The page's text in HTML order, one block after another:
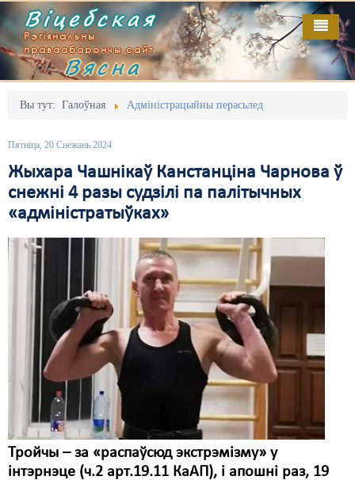
Віцебская
Рэгіянальны
праваабарончы сайт
Вясна
Вы тут: Галоўная Адміністрацыйны перасьлед
Пятніца, 20 Снежань 2024
Жыхара Чашнікаў Канстанціна Чарнова ў
снежні 4 разы судзілі па палітычных
«адміністратыўках»
Тройчы – за «распаўсюд экстрэмізму» у
інтэрнэце (ч.2 арт.19.11 КаАП), і апошні раз, 19
Галоўная
Адміністрацыйны перасьлед
Безбар'ернае асяродзьдзе
Выбары
Дзяржава
Дыскрымінацыя
Затрыманьні
Карная псыхіятрыя
КПЧ ААН
Культурныя правы
ЛПП
Выданьні
Кантакт
Пра нас